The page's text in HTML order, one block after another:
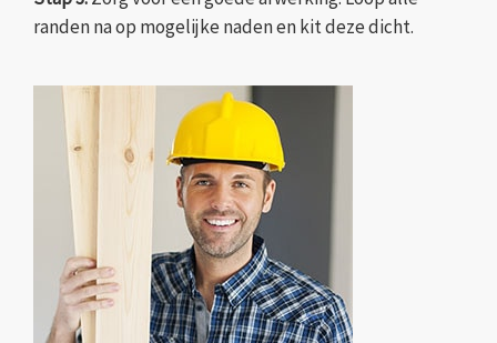
randen na op mogelijke naden en kit deze dicht.